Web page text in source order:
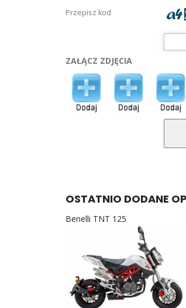
Przepisz kod
ZAŁĄCZ ZDJĘCIA
OSTATNIO DODANE
Benelli TNT 125